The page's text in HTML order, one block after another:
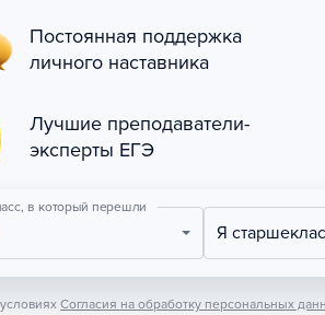
Постоянная поддержка
личного наставника
Лучшие преподаватели-
эксперты ЕГЭ
в который перешли
Я
Согласия на обработку персональных